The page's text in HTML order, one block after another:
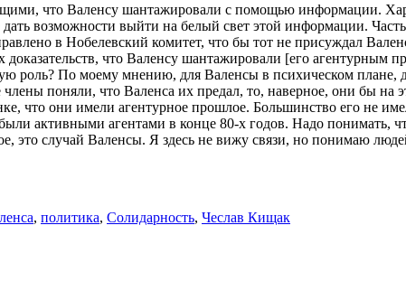
что Валенсу шантажировали с помощью информации.
возможности выйти на белый свет этой информации.
в Нобелевский комитет, что бы тот не присуждал
что Валенсу шантажировали [его агентурным
роль? По моему мнению, для Валенсы в психическом плане,
поняли, что Валенса их предал, то, наверное, они бы на
что они имели агентурное прошлое. Большинство его не
активными агентами в конце 80-х годов. Надо понимать,
это случай Валенсы. Я здесь не вижу связи, но понимаю
, политика, Солидарность, Чеслав Кищак